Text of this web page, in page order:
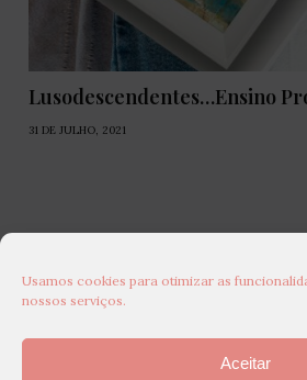
Usamos cookies para otimizar as
nossos serviços.
Aceitar
Lusodescendentes…Ensino
31 DE JULHO, 2021